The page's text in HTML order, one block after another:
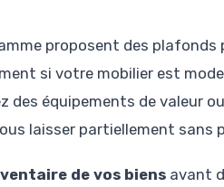
proposent des plafonds
si votre mobilier est
des équipements de valeur
laisser partiellement sans
de vos biens avant